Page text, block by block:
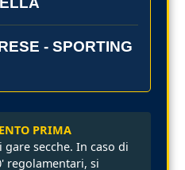
- SPORTING
PRIMA
gare secche. In caso di
regolamentari, si